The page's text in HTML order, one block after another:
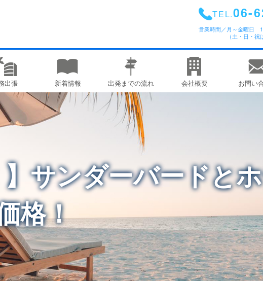
TEL.06-
営業時間／ 月～金曜日
（土・日・祝
出張 新着情報 出発までの流れ 会社概要 お問い
サンダーバードと
格！